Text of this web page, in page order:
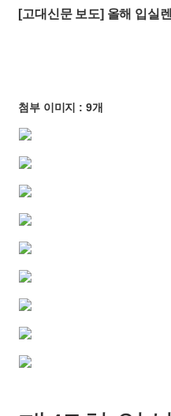
[고대신문 보도] 올해 입실
첨부 이미지 : 9개